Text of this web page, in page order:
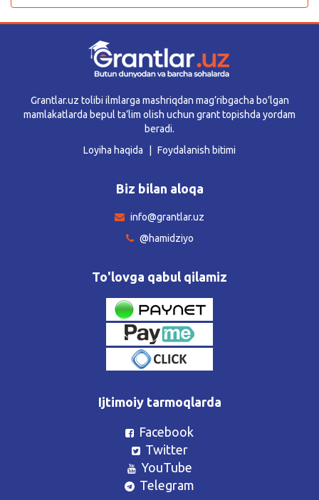
Grantlar.uz tolibi ilmlarga mashriqdan mag’ribgacha bo’lgan
mamlakatlarda bepul ta’lim olish uchun grant topishda yordam
beradi.
Loyiha haqida
Foydalanish bitimi
Biz bilan aloqa
info@grantlar.uz
@hamidziyo
To'lovga qabul qilamiz
Ijtimoiy tarmoqlarda
Facebook
Twitter
YouTube
Telegram